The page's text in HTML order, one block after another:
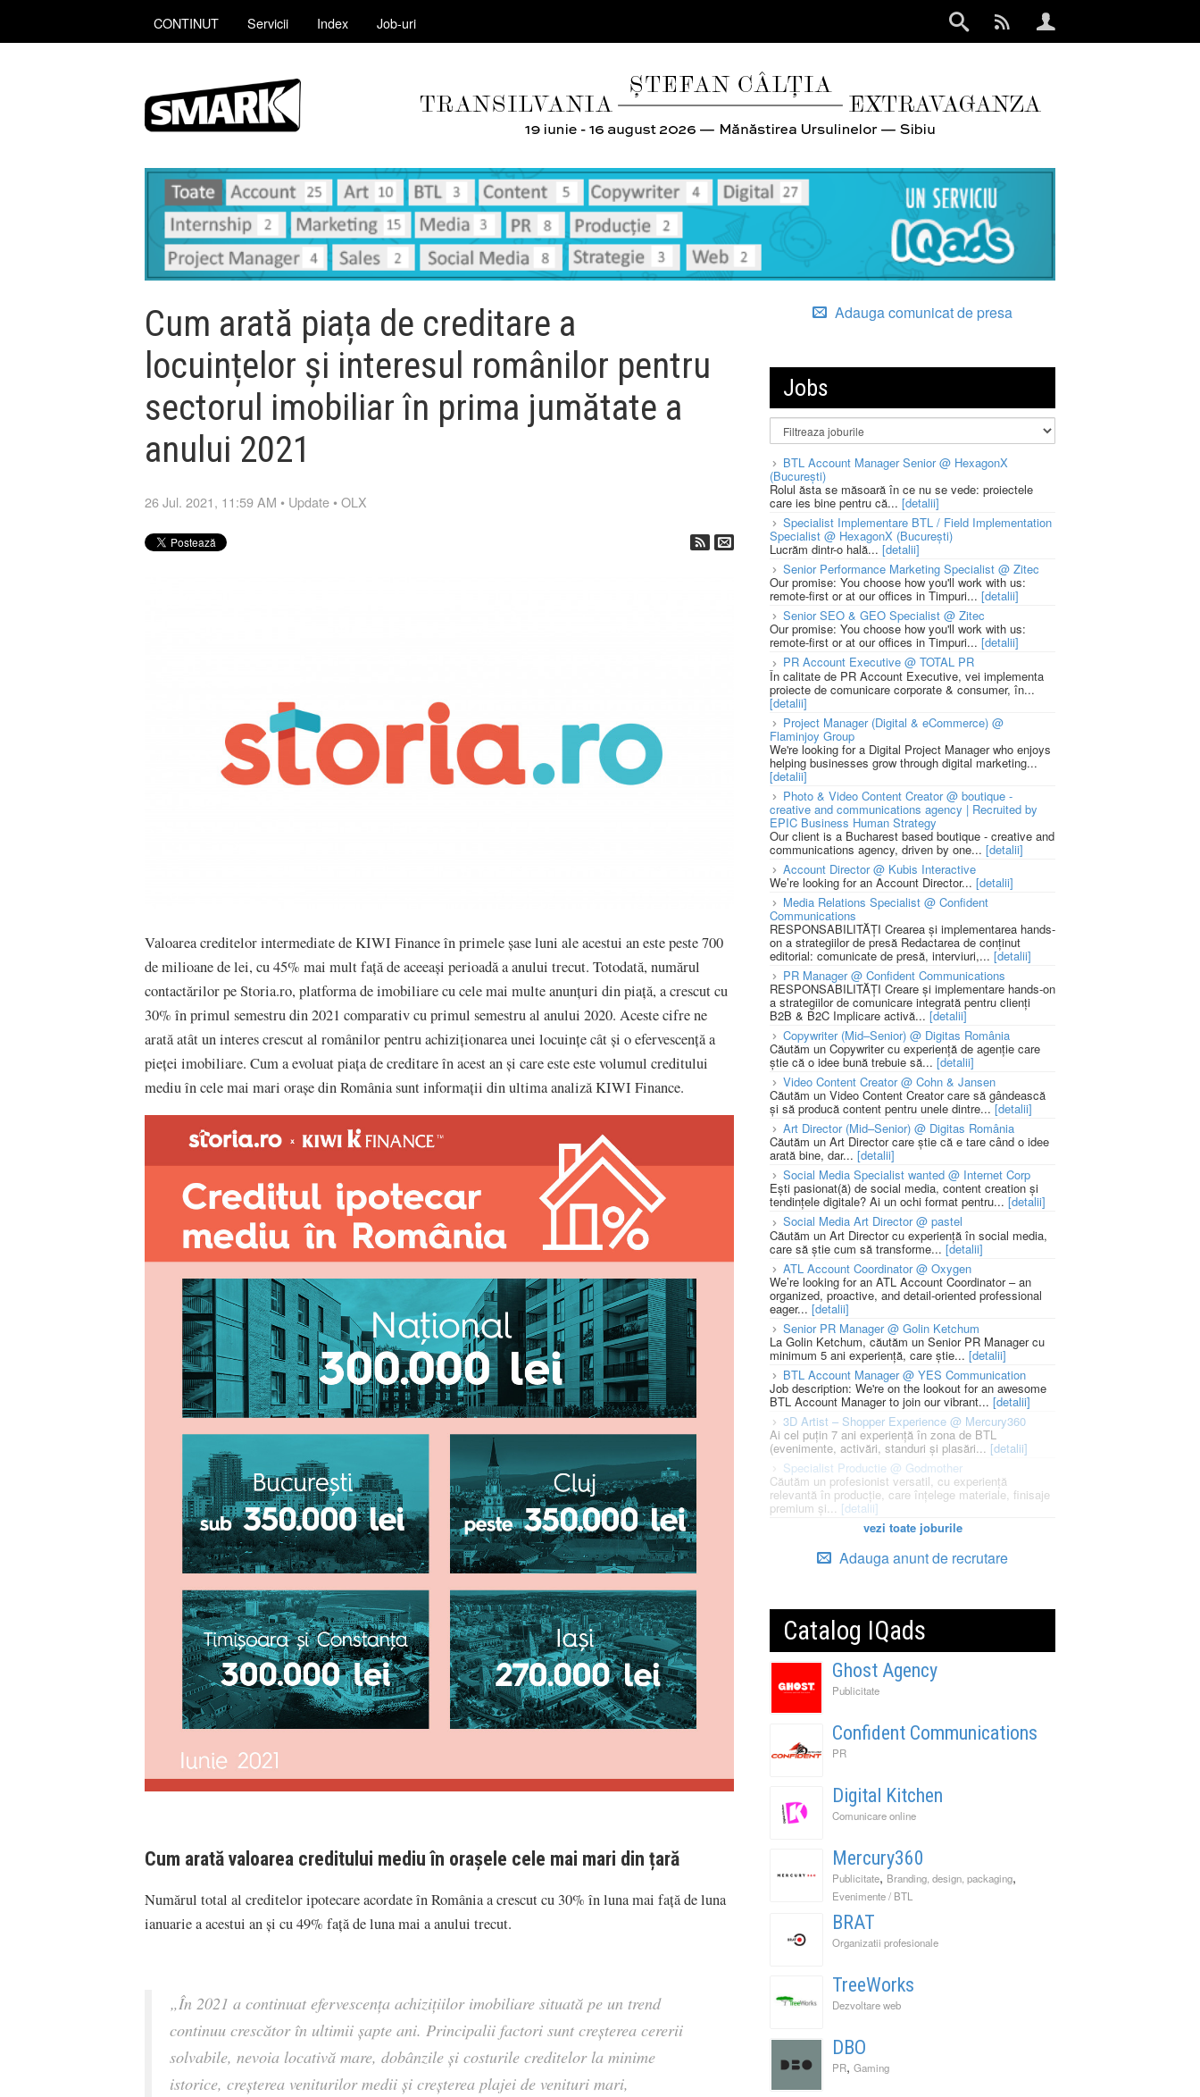
CONTINUT Servicii Index Job-uri
Cum arată piața de creditare a
locuințelor și interesul românilor pentru
sectorul imobiliar în prima jumătate a
anului 2021
26 Jul. 2021, 11:59 AM • Update •OLX
Valoarea creditelor intermediate de KIWI Finance în primele șase luni ale acestui an este peste 700
de milioane de lei, cu 45% mai mult față de aceeași perioadă a anului trecut. Totodată, numărul
contactărilor pe Storia.ro, platforma de imobiliare cu cele mai multe anunțuri din piață, a crescut cu
30% în primul semestru din 2021 comparativ cu primul semestru al anului 2020. Aceste cifre ne
arată atât un interes crescut al românilor pentru achiziționarea unei locuințe cât și o efervescență a
pieței imobiliare. Cum a evoluat piața de creditare în acest an și care este este volumul creditului
mediu în cele mai mari orașe din România sunt informații din ultima analiză KIWI Finance.
Cum arată valoarea creditului mediu în orașele cele mai mari din țară
Numărul total al creditelor ipotecare acordate în România a crescut cu 30% în luna mai față de luna
ianuarie a acestui an și cu 49% față de luna mai a anului trecut.
„În 2021 a continuat efervescența achizițiilor imobiliare situată pe un trend
continuu crescător în ultimii șapte ani. Principalii factori sunt creșterea cererii
solvabile, nevoia locativă mare, dobânzile și costurile creditelor la minime
istorice, creșterea veniturilor medii și creșterea plajei de venituri mari,
Adauga comunicat de presa
Jobs
BTL Account Manager Senior @ HexagonX
(București)
Rolul ăsta se măsoară în ce nu se vede: proiectele
care ies bine pentru că... [detalii]
Specialist Implementare BTL / Field Implementation
Specialist @ HexagonX (București)
Lucrăm dintr-o hală... [detalii]
Senior Performance Marketing Specialist @ Zitec
Our promise: You choose how you'll work with us:
remote-first or at our offices in Timpuri... [detalii]
Senior SEO & GEO Specialist @ Zitec
Our promise: You choose how you'll work with us:
remote-first or at our offices in Timpuri... [detalii]
PR Account Executive @ TOTAL PR
În calitate de PR Account Executive, vei implementa
proiecte de comunicare corporate & consumer, în...
[detalii]
Project Manager (Digital & eCommerce) @
Flaminjoy Group
We're looking for a Digital Project Manager who enjoys
helping businesses grow through digital marketing...
[detalii]
Photo & Video Content Creator @ boutique -
creative and communications agency | Recruited by
EPIC Business Human Strategy
Our client is a Bucharest based boutique - creative and
communications agency, driven by one... [detalii]
Account Director @ Kubis Interactive
We’re looking for an Account Director... [detalii]
Media Relations Specialist @ Confident
Communications
RESPONSABILITĂȚI Crearea și implementarea hands-
on a strategiilor de presă Redactarea de conținut
editorial: comunicate de presă, interviuri,... [detalii]
PR Manager @ Confident Communications
RESPONSABILITĂȚI Creare și implementare hands-on
a strategiilor de comunicare integrată pentru clienți
B2B & B2C Implicare activă... [detalii]
Copywriter (Mid–Senior) @ Digitas România
Căutăm un Copywriter cu experiență de agenție care
știe că o idee bună trebuie să... [detalii]
Video Content Creator @ Cohn & Jansen
Căutăm un Video Content Creator care să gândească
și să producă content pentru unele dintre... [detalii]
Art Director (Mid–Senior) @ Digitas România
Căutăm un Art Director care știe că e tare când o idee
arată bine, dar... [detalii]
Social Media Specialist wanted @ Internet Corp
Ești pasionat(ă) de social media, content creation și
tendințele digitale? Ai un ochi format pentru... [detalii]
Social Media Art Director @ pastel
Căutăm un Art Director cu experiență în social media,
care să știe cum să transforme... [detalii]
ATL Account Coordinator @ Oxygen
We’re looking for an ATL Account Coordinator – an
organized, proactive, and detail-oriented professional
eager... [detalii]
Senior PR Manager @ Golin Ketchum
La Golin Ketchum, căutăm un Senior PR Manager cu
minimum 5 ani experiență, care știe... [detalii]
BTL Account Manager @ YES Communication
Job description: We're on the lookout for an awesome
BTL Account Manager to join our vibrant... [detalii]
3D Artist – Shopper Experience @ Mercury360
Ai cel puțin 7 ani experiență în zona de BTL
(evenimente, activări, standuri și plasări... [detalii]
Specialist Productie @ Godmother
Căutăm un profesionist versatil, cu experiență
relevantă în producție, care înțelege materiale, finisaje
premium și... [detalii]
vezi toate joburile
Adauga anunt de recrutare
Catalog IQads
Ghost Agency
Publicitate
Confident Communications
PR
Digital Kitchen
Comunicare online
Mercury360
Publicitate, Branding, design, packaging,
Evenimente / BTL
BRAT
Organizatii profesionale
TreeWorks
Dezvoltare web
DBO
PR, Gaming